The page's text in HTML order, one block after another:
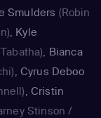
Smulders (Robin
Kyle
Bianca
Cyrus Deboo
Cristin
Stinson /